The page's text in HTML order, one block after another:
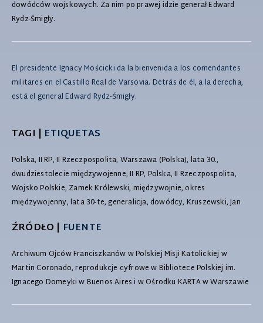
dowódców wojskowych. Za nim po prawej idzie generał Edward
Rydz-Śmigły.
El presidente Ignacy Mościcki da la bienvenida a los comendantes
militares en el Castillo Real de Varsovia. Detrás de él, a la derecha,
está el general Edward Rydz-Śmigły.
TAGI | ETIQUETAS
Polska, II RP, II Rzeczpospolita, Warszawa (Polska), lata 30.,
dwudziestolecie międzywojenne, II RP, Polska, II Rzeczpospolita,
Wojsko Polskie, Zamek Królewski, międzywojnie, okres
międzywojenny, lata 30-te, generalicja, dowódcy, Kruszewski, Jan
ŹRÓDŁO | FUENTE
Archiwum Ojców Franciszkanów w Polskiej Misji Katolickiej w
Martin Coronado, reprodukcje cyfrowe w Bibliotece Polskiej im.
Ignacego Domeyki w Buenos Aires i w Ośrodku KARTA w Warszawie